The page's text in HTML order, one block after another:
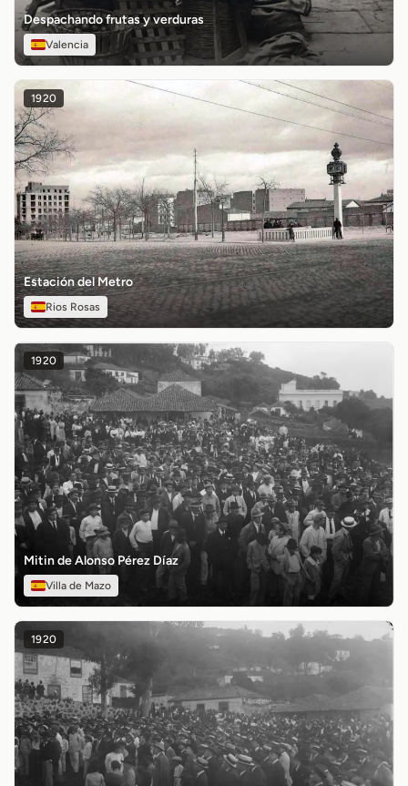
Despachando frutas y verduras
Valencia
1920
Estación del Metro
Rios Rosas
1920
Mitin de Alonso Pérez Díaz
Villa de Mazo
1920